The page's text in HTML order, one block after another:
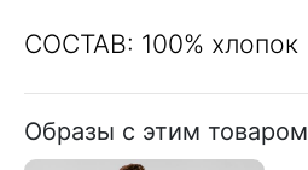
СОСТАВ: 100% хлопок
Образы с этим товаром